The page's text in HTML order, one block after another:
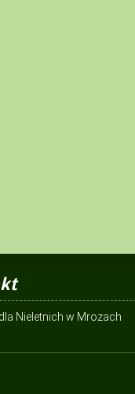
Nieletnich w Mrozach